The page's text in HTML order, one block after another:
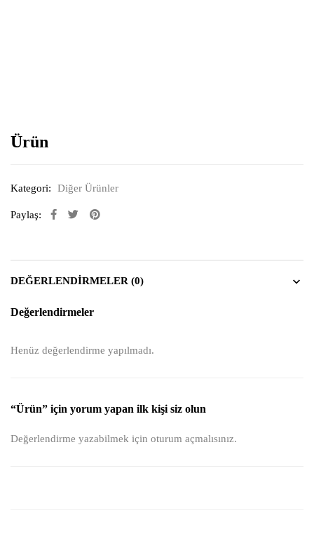
Ürün
Kategori: Diğer Ürünler
Paylaş:
DEĞERLENDIRMELER (0)
Değerlendirmeler
Henüz değerlendirme yapılmadı.
“Ürün” için yorum yapan ilk kişi siz olun
Değerlendirme yazabilmek için oturum açmalısınız.